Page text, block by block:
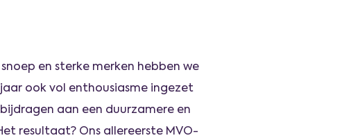
en sterke merken hebben we
ook vol enthousiasme ingezet
aan een duurzamere en
resultaat? Ons allereerste MVO-